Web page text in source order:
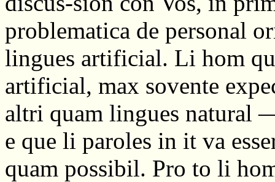
problematica de personal
lingues artificial. Li hom
artificial, max sovente
altri quam lingues natural
e que li paroles in it va
quam possibil. Pro to li